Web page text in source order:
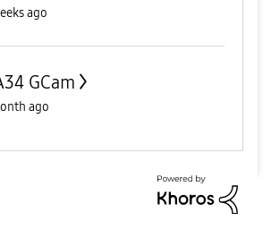
ago
GCam
ago